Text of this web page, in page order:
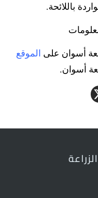
باللائحة.
أسوان على
الموقع
أسوان.